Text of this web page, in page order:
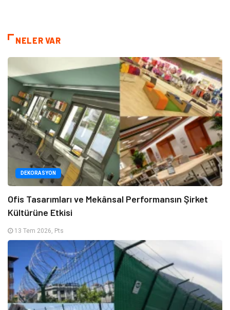
NELER VAR
DEKORASYON
Ofis Tasarımları ve Mekânsal Performansın Şirket
Kültürüne Etkisi
13 Tem 2026, Pts